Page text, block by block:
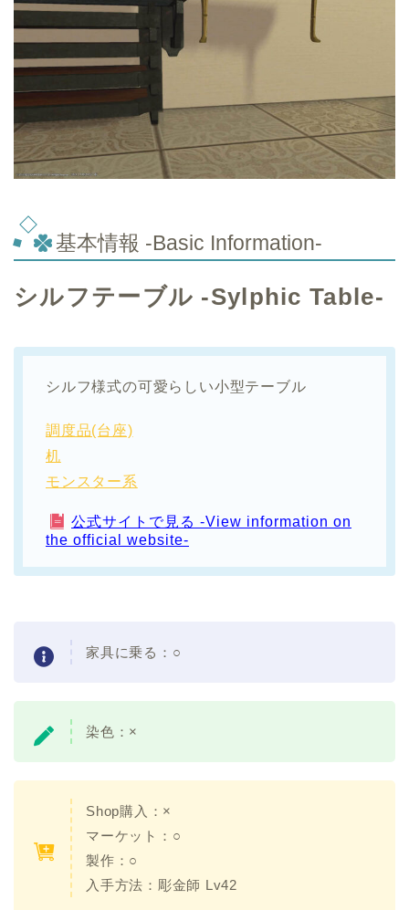
基本情報 -Basic Information-
シルフテーブル -Sylphic Table-
シルフ様式の可愛らしい小型テーブル
調度品(台座)
机
モンスター系
公式サイトで見る -View information on
the official website-
家具に乗る： ○
染色：×
Shop購入： ×
マーケット：○
製作：○
入手方法： 彫金師 Lv42